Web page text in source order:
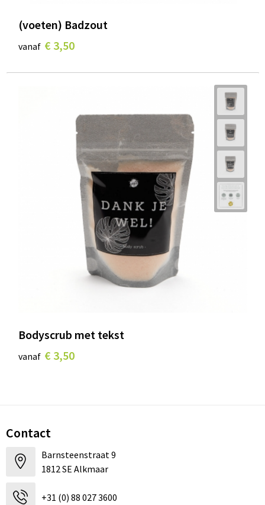
(voeten) Badzout
vanaf € 3,50
Bodyscrub met tekst
vanaf € 3,50
Contact
Barnsteenstraat 9
1812 SE Alkmaar
+31 (0) 88 027 3600